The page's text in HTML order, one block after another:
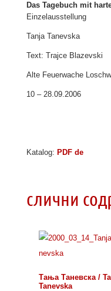
Das Tagebuch mit
Einzelausstellung
Tanja Tanevska
Text: Trajce Blazevski
Alte Feuerwache
10 – 28.09.2006
Katalog: PDF de
слични
Тања Таневска /
Tanevska